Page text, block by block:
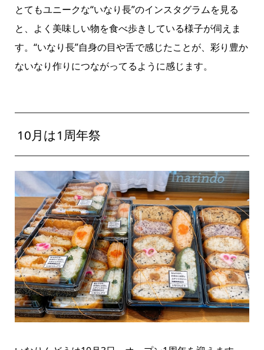
とてもユニークな“いなり長”のインスタグラムを見る
と、よく美味しい物を食べ歩きしている様子が伺えま
す。“いなり長”自身の目や舌で感じたことが、彩り豊か
ないなり作りにつながってるように感じます。
10月は1周年祭